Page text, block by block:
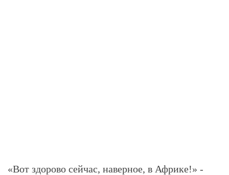
«Вот здорово сейчас, наверное, в Африке!» -